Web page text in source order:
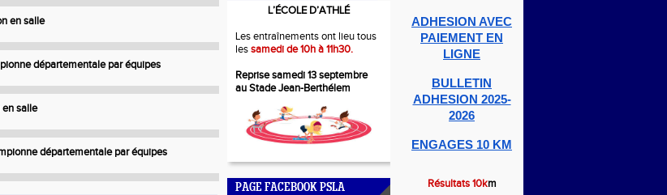
en salle
départementale par équipes
salle
départementale par équipes
L’ÉCOLE D’ATHLÉ
Les entraînements ont lieu tous
lessamedi de 10h à 11h30.
Reprise samedi 13 septembre
au Stade Jean-Berthélem
PAGE FACEBOOK PSLA
ADHESION AVEC
PAIEMENT EN
LIGNE
BULLETIN
ADHESION 2025-
2026
ENGAGES 10 KM
Résultats 10km